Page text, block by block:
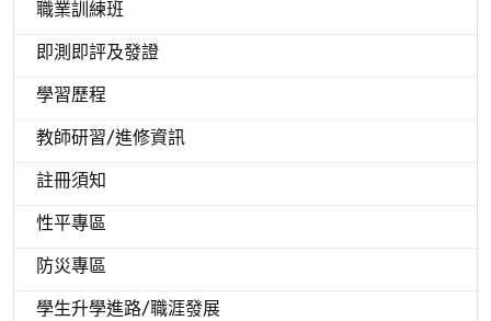
職業訓練班
即測即評及發證
學習歷程
教師研習/進修資訊
註冊須知
性平專區
防災專區
學生升學進路/職涯發展